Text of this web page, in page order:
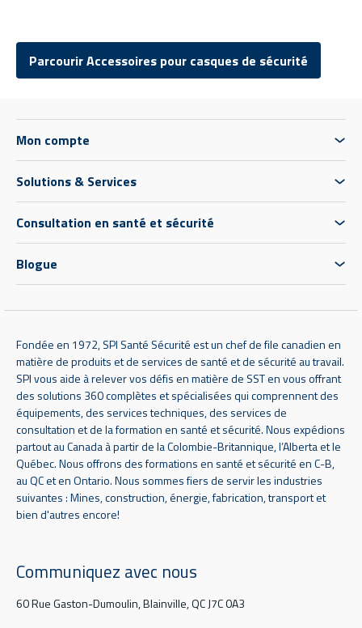
Parcourir Accessoires pour casques de sécurité
Mon compte
Solutions & Services
Consultation en santé et sécurité
Blogue
Fondée en 1972, SPI Santé Sécurité est un chef de file canadien en
matière de produits et de services de santé et de sécurité au travail.
SPI vous aide à relever vos défis en matière de SST en vous offrant
des solutions 360 complètes et spécialisées qui comprennent des
équipements, des services techniques, des services de
consultation et de la formation en santé et sécurité. Nous expédions
partout au Canada à partir de la Colombie-Britannique, l’Alberta et le
Québec. Nous offrons des formations en santé et sécurité en C-B,
au QC et en Ontario. Nous sommes fiers de servir les industries
suivantes : Mines, construction, énergie, fabrication, transport et
bien d'autres encore!
Communiquez avec nous
60 Rue Gaston-Dumoulin, Blainville, QC J7C 0A3